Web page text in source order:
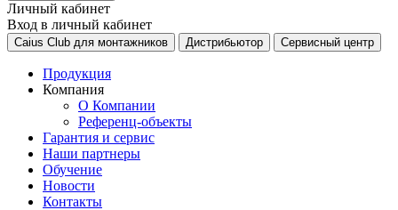
Личный кабинет
Вход в личный кабинет
Caius Club для монтажников Дистрибьютор Сервисный центр
Продукция
Компания
О Компании
Референц-объекты
Гарантия и сервис
Наши партнеры
Обучение
Новости
Контакты